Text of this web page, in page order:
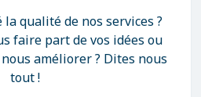
la qualité de nos services ?
faire part de vos idées ou
améliorer ? Dites nous
tout !